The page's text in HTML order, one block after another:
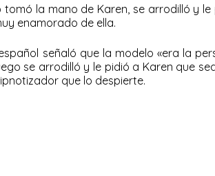
tomó la mano de Karen, se arrodilló y
enamorado de ella.
señaló que la modelo «era la
se arrodilló y le pidió a Karen que
que lo despierte.